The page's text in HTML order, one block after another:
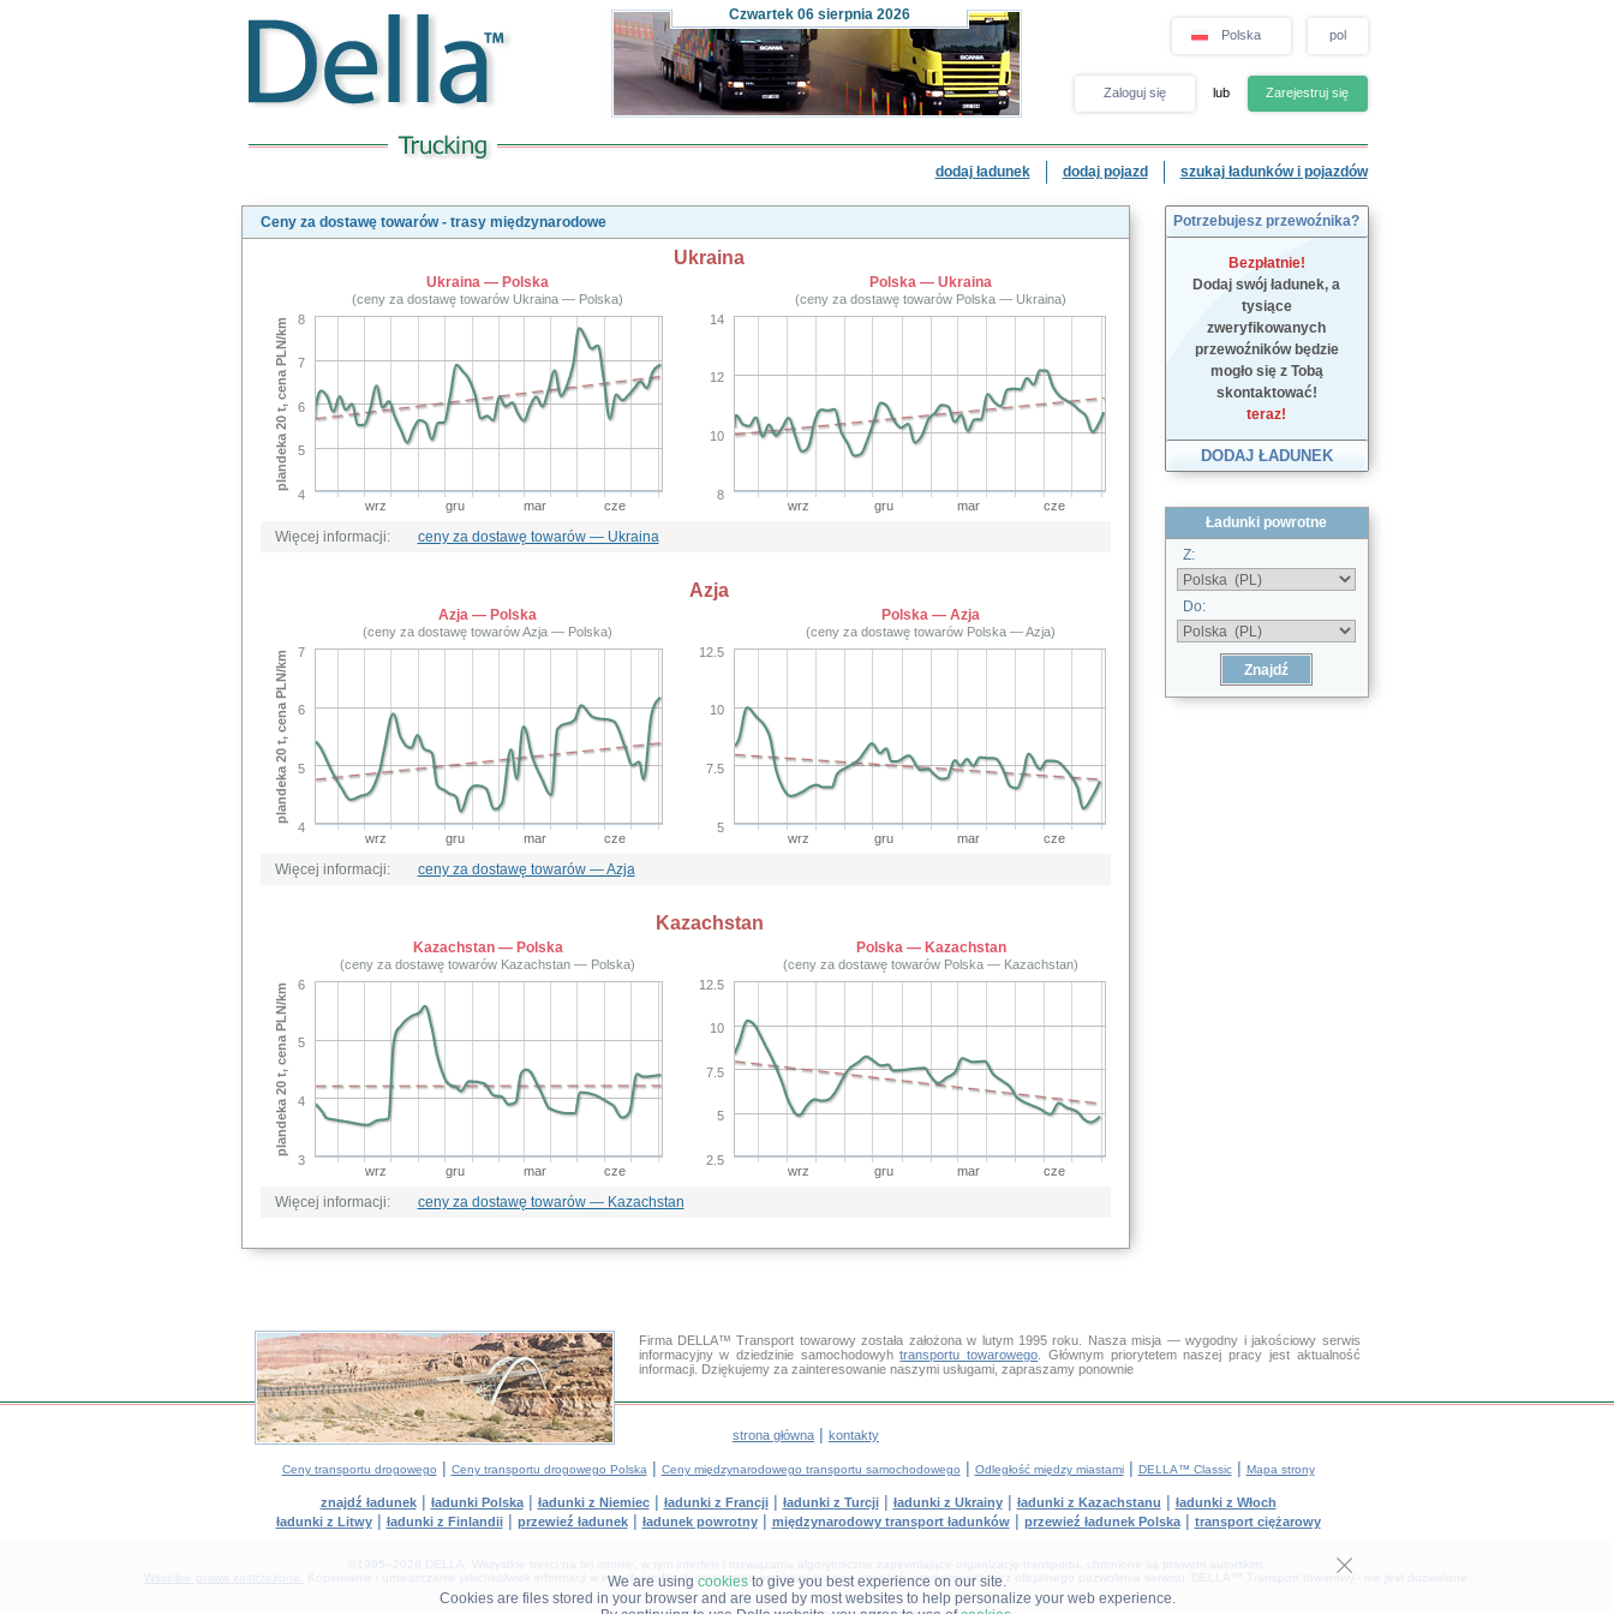
Czwartek06 sierpnia 2026
Polska pol
Zaloguj się lub Zarejestruj się
dodaj ładunek dodaj pojazd szukaj ładunków i pojazdów
We are using cookies to give you best experience on our site.
Cookies are files stored in your browser and are used by most websites to help personalize your web experience.
Ceny za dostawę towarów - trasy międzynarodowe
Ukraina
Ukraina — Polska
(ceny za dostawę towarów Ukraina — Polska)
wrz gru mar cze
4
5
6
7
8
plandeka 20 t, cena PLN/km
Polska — Ukraina
(ceny za dostawę towarów Polska — Ukraina)
wrz gru mar cze
8
10
12
14
Więcej informacji: ceny za dostawę towarów — Ukraina
Azja
Azja — Polska
(ceny za dostawę towarów Azja — Polska)
wrz gru mar cze
4
5
6
7
plandeka 20 t, cena PLN/km
Polska — Azja
(ceny za dostawę towarów Polska — Azja)
wrz gru mar cze
5
7.5
10
12.5
Więcej informacji: ceny za dostawę towarów — Azja
Kazachstan
Kazachstan — Polska
(ceny za dostawę towarów Kazachstan — Polska)
wrz gru mar cze
3
4
5
6
plandeka 20 t, cena PLN/km
Polska — Kazachstan
(ceny za dostawę towarów Polska — Kazachstan)
wrz gru mar cze
2.5
5
7.5
10
12.5
Więcej informacji: ceny za dostawę towarów — Kazachstan
Potrzebujesz przewoźnika?
Bezpłatnie!
Dodaj swój ładunek, a
tysiące
zweryfikowanych
przewoźników będzie
mogło się z Tobą
skontaktować!
teraz!
DODAJ ŁADUNEK
Ładunki powrotne
Z:
Do:
Firma DELLA™ Transport towarowy została założona w lutym 1995 roku. Nasza misja — wygodny i jakościowy serwis
informacyjny w dziedzinie samochodowyhtransportu towarowego . Głównym priorytetem naszej pracy jest aktualność
informacji. Dziękujemy za zainteresowanie naszymi usługami, zapraszamy ponownie
strona główna | kontakty
Ceny transportu drogowego | Ceny transportu drogowego Polska | Ceny międzynarodowego transportu samochodowego | Odległość między miastami| DELLA™ Classic| Mapa strony
znajdź ładunek| ładunki Polska| ładunki z Niemiec| ładunki z Francji| ładunki z Turcji| ładunki z Ukrainy| ładunki z Kazachstanu | ładunki z Włoch
ładunki z Litwy| ładunki z Finlandii| przewieź ładunek| ładunek powrotny| międzynarodowy transport ładunków| przewieź ładunek Polska| transport ciężarowy
©1995–2026 DELLA. Wszystkie treści na tej stronie, w tym interfejs i rozwiązania algorytmiczne zapewniające organizację transportu, chronione są prawem autorskim.
Wszelkie prawa zastrzeżone.
Kopiowanie i umieszczanie jakichkolwiek informacji w innych środkach masowego przekazu oraz na stronach internetowych bez oficjalnego pozwolenia serwisu 'DELLA™ Transport towarowy'- nie jest dozwolone.